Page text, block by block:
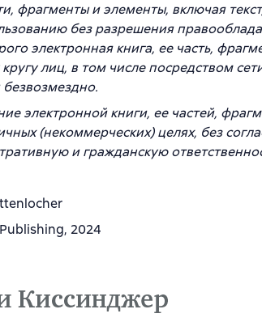
фрагменты и элементы, включая
без разрешения
электронная книга, ее часть,
лиц, в том числе посредством
безвозмездно.
электронной книги, ее частей,
(некоммерческих) целях, без
и гражданскую
2024